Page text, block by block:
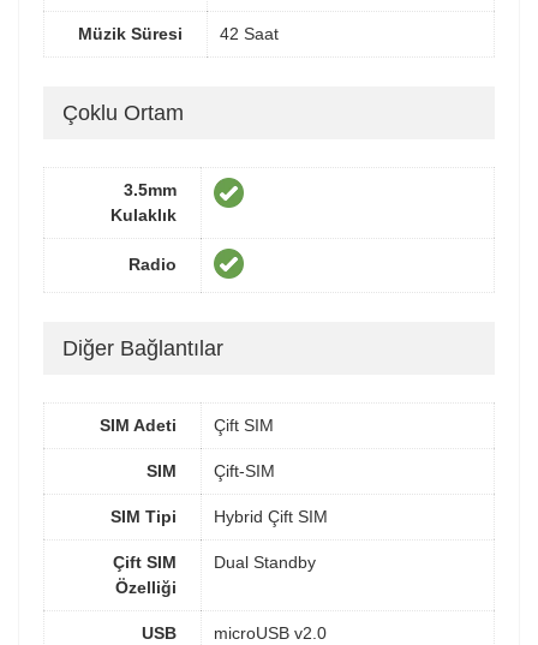
Müzik Süresi 42 Saat
Çoklu Ortam
3.5mm
Kulaklık
Radio
Diğer Bağlantılar
SIM Adeti Çift SIM
SIM Çift-SIM
SIM Tipi Hybrid Çift SIM
Çift SIM
Özelliği
Dual Standby
USB microUSB v2.0